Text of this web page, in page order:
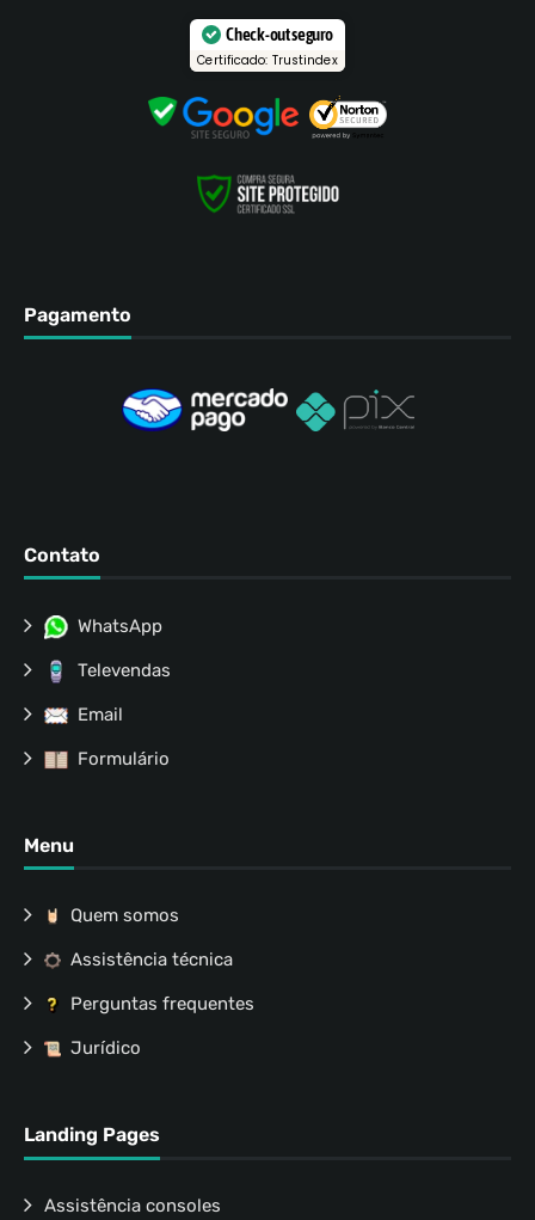
Check-out seguro
Certificado: Trustindex
Pagamento
Contato
WhatsApp
Televendas
Email
Formulário
Menu
Quem somos
Assistência técnica
Perguntas frequentes
Jurídico
Landing Pages
Assistência consoles